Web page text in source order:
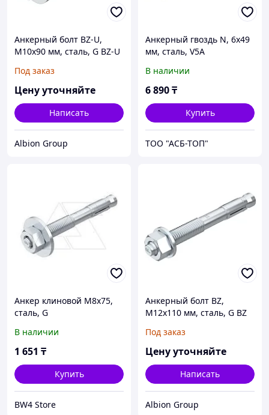
Анкерный болт BZ-U,
M10x90 мм, сталь, G BZ-U
Под заказ
Цену уточняйте
Написать
Albion Group
Анкерный гвоздь N, 6x49
мм, сталь, V5A
В наличии
6 890₸
Купить
ТОО "АСБ-ТОП"
Анкер клиновой М8х75,
сталь, G
В наличии
1 651 ₸
Купить
BW4 Store
Анкерный болт BZ,
M12x110 мм, сталь, G BZ
Под заказ
Цену уточняйте
Написать
Albion Group